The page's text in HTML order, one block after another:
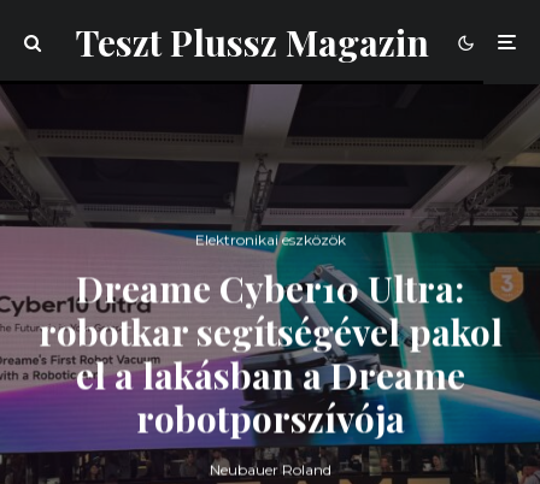
Teszt Plussz Magazin
Elektronikai eszközök
Dreame Cyber10 Ultra:
robotkar segítségével pakol
el a lakásban a Dreame
robotporszívója
Neubauer Roland